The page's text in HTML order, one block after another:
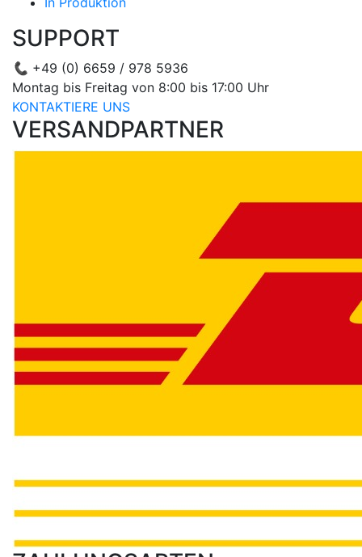
SUPPORT
📞 +49 (0) 6659 / 978 5936
Montag bis Freitag von 8:00 bis 17:00 Uhr
KONTAKTIERE UNS
VERSANDPARTNER